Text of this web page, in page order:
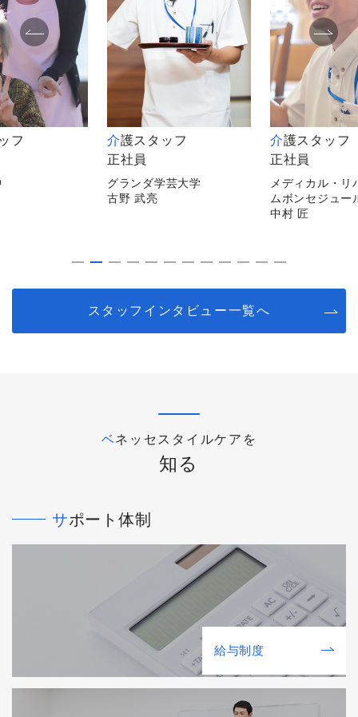
フ
大学
介護スタッフ
正社員
メディカル・リハビリホー
ムボンセジュール千葉
介護スタッフ
非常勤
メディカルホー
逗子
平山 陽子
スタッフインタビュー一覧へ
ベネッセスタイルケアを
知る
サポート体制
給与制度